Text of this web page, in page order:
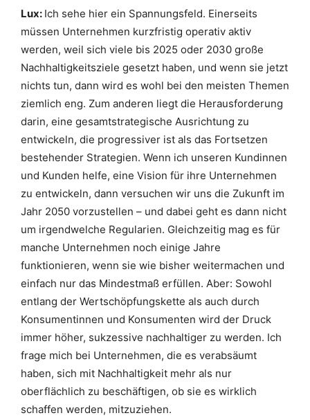
Lux: Ich sehe hier ein Spannungsfeld. Einerseits
müssen Unternehmen kurzfristig operativ aktiv
werden, weil sich viele bis 2025 oder 2030 große
Nachhaltigkeitsziele gesetzt haben, und wenn sie jetzt
nichts tun, dann wird es wohl bei den meisten Themen
ziemlich eng. Zum anderen liegt die Herausforderung
darin, eine gesamtstrategische Ausrichtung zu
entwickeln, die progressiver ist als das Fortsetzen
bestehender Strategien. Wenn ich unseren Kundinnen
und Kunden helfe, eine Vision für ihre Unternehmen
zu entwickeln, dann versuchen wir uns die Zukunft im
Jahr 2050 vorzustellen – und dabei geht es dann nicht
um irgendwelche Regularien. Gleichzeitig mag es für
manche Unternehmen noch einige Jahre
funktionieren, wenn sie wie bisher weitermachen und
einfach nur das Mindestmaß erfüllen. Aber: Sowohl
entlang der Wertschöpfungskette als auch durch
Konsumentinnen und Konsumenten wird der Druck
immer höher, sukzessive nachhaltiger zu werden. Ich
frage mich bei Unternehmen, die es verabsäumt
haben, sich mit Nachhaltigkeit mehr als nur
oberflächlich zu beschäftigen, ob sie es wirklich
schaffen werden, mitzuziehen.